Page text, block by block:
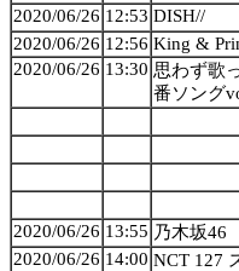
2020/06/26 12:53 DISH//
2020/06/26 12:56 King &
2020/06/26 13:30 思わず歌
番ソング
2020/06/26 13:55 乃木坂46
2020/06/26 14:00 NCT 127